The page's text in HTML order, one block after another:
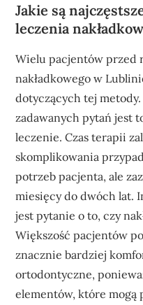
Jakie są
leczenia
Wielu pacjentów przed
nakładkowego w
dotyczących tej
zadawanych pytań jest
leczenie. Czas terapii
skomplikowania
potrzeb pacjenta, ale
miesięcy do dwóch lat.
jest pytanie o to, czy
Większość pacjentów
znacznie bardziej
ortodontyczne,
elementów, które mogą